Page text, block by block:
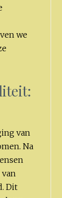
we
van
Na
Dit